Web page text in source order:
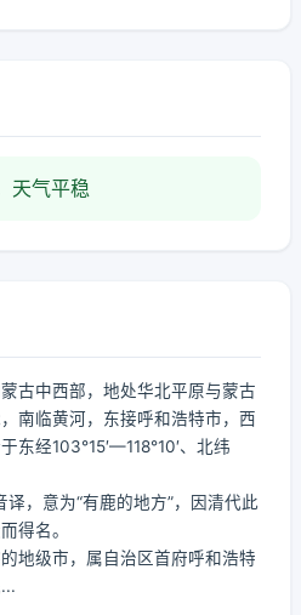
天气平稳
古中西部，地处华北平原与蒙古
南临黄河，东接呼和浩特市，西
东经103°15′—118°10′、北纬
译，意为“有鹿的地方”，因清代此
得名。
地级市，属自治区首府呼和浩特